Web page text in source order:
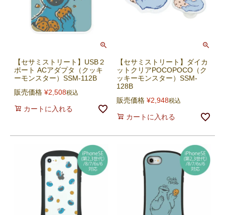
【セサミストリート】USB２
ポート ACアダプタ（クッキ
ーモンスター）SSM-112B
販売価格 ¥2,508税込
カートに入れる
【セサミストリート】ダイカ
ットクリアPOCOPOCO（ク
ッキーモンスター）SSM-
128B
販売価格 ¥2,948税込
カートに入れる